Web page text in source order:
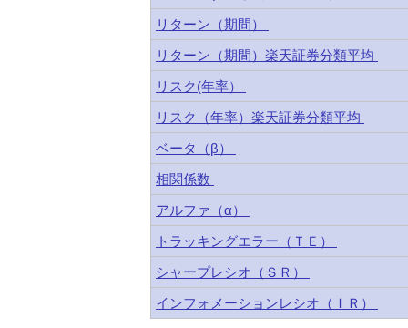
リターン（期間）
リターン（期間）楽天証券分類平均
リスク(年率）
リスク（年率）楽天証券分類平均
ベータ（β）
相関係数
アルファ（α）
トラッキングエラー（ＴＥ）
シャープレシオ（ＳＲ）
インフォメーションレシオ（ＩＲ）